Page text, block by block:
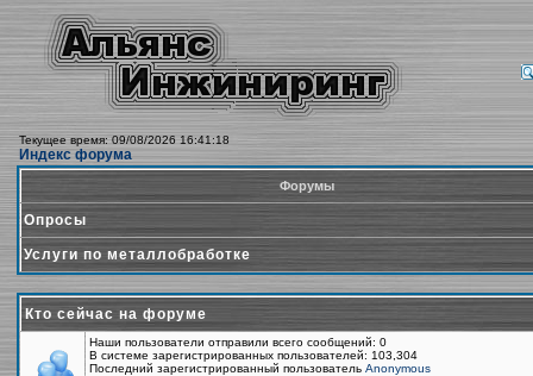
Текущее время: 09/08/2026 16:41:18
Индекс форума
Форумы
Опросы
Услуги по металлобработке
Кто сейчас на форуме
Наши пользователи отправили всего сообщений: 0
В системе зарегистрированных пользователей: 103,304
Последний зарегистрированный пользователь Anonymous